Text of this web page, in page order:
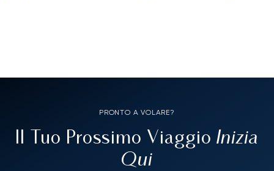
PRONTO A VOLARE?
Il Tuo Prossimo Viaggio Inizia
Qui